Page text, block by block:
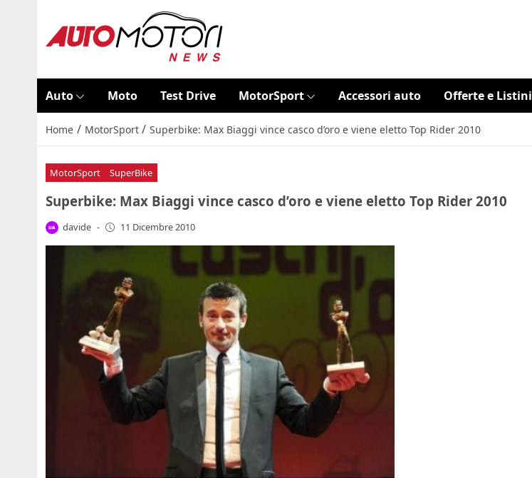
Auto Moto Test Drive MotorSport Accessori auto Offerte e Listini
Home / MotorSport / Superbike: Max Biaggi vince casco d’oro e viene eletto Top Rider 2010
MotorSport SuperBike
Superbike: Max Biaggi vince casco d’oro e viene eletto Top Rider 2010
davide - 11 Dicembre 2010